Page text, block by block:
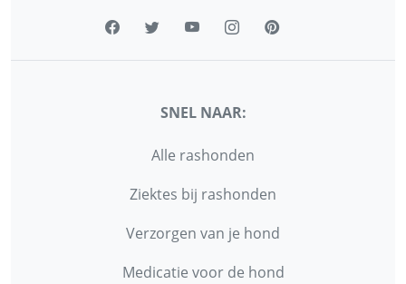
SNEL NAAR:
Alle rashonden
Ziektes bij rashonden
Verzorgen van je hond
Medicatie voor de hond